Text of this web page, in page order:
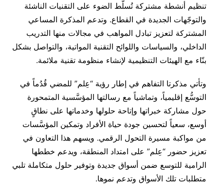
تنظيم أنشطة مشتركة تُسلّط الضوء على التقنيات الناشئة
والتوجّهات الجديدة في القطاع. وتدعم المذكرة المساعي
المشتركة لتعزيز تبادل المواهب في مجالات منها التدريب
الداخلي، والسياسات واللوائح التقنية المواتية، والتواصل بشكل
بنّاء مع الهيئات التنظيمية لإنشاء منظومة تقنية ملائمة.
وتأتي مذكرتا التفاهم في إطار رؤية “عِلم” للمضي قُدُماً في
التوسُّع إقليمياً، وتماشياً مع رسالتها المؤسَّسية المتمحورة
حول مشاركة خبراتها وإتاحة حلولها وخدماتها على نطاقٍ
أوسع، سعياً لتحسين جودة حياة الأفراد وتمكين المؤسَّسات
من مواكبة مسيرة التحول الرقمي. ويسهم هذا التعاون في
تعزيز حضور “عِلم” على امتداد المنطقة، ويدعم خططها
الرامية للتوسع ضمن أسواق جديدة وتوفير حلول متكاملة تلبي
متطلبات تلك الأسواق وتدعم نموها.